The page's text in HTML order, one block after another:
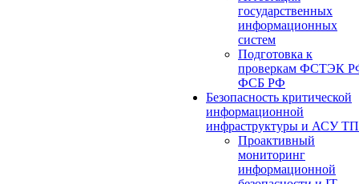
государственных
информационных
систем
Подготовка к
проверкам ФСТЭК
ФСБ РФ
Безопасность критической
информационной
инфраструктуры и АСУ ТП
Проактивный
мониторинг
информационной